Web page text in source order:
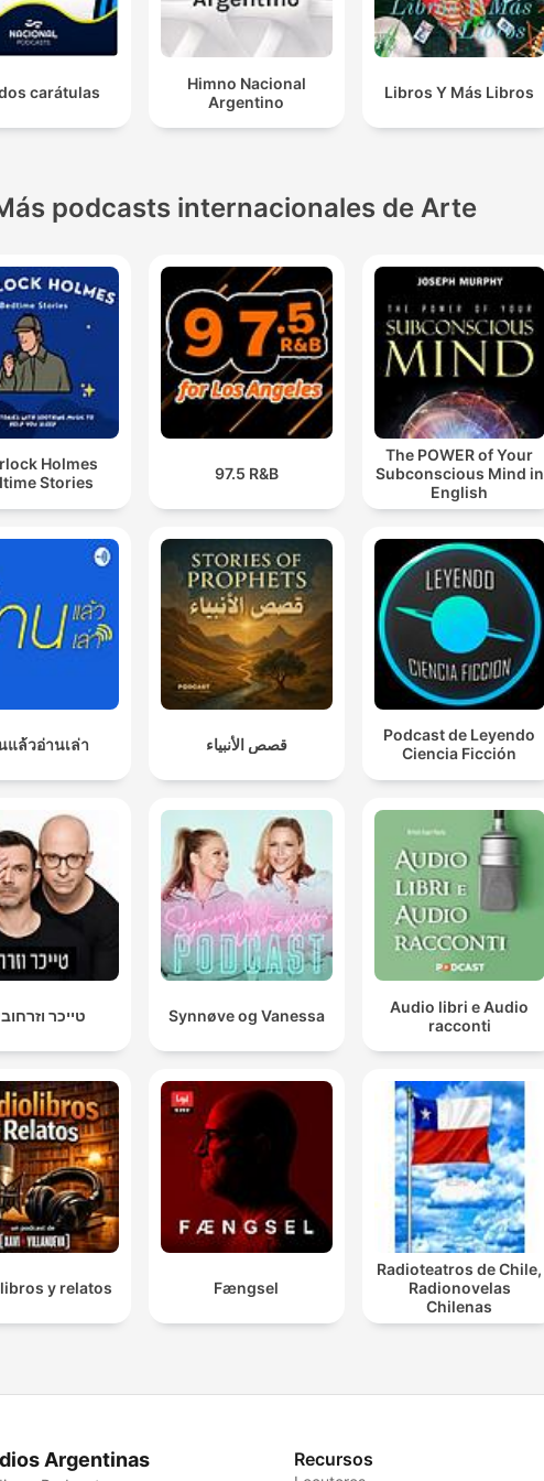
carátulas
Himno Nacional
Argentino
Libros Y Más Libros
podcasts internacionales de Arte
Holmes
Stories
97.5 R&B
The POWER of Your
Subconscious Mind in
English
แล้วอ่านเล่า قصص الأنبياء
Podcast de Leyendo
Ciencia Ficción
טייכר Synnøve og Vanessa
Audio libri e Audio
racconti
y relatos Fængsel
Radioteatros de Chile,
Radionovelas
Chilenas
Argentinas Recursos